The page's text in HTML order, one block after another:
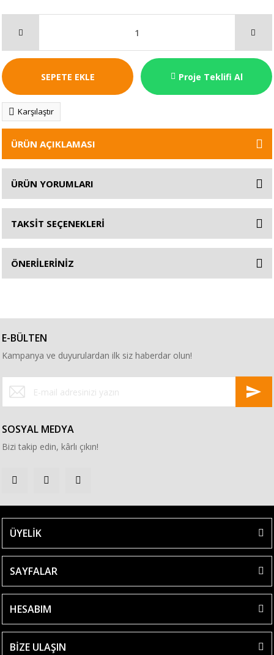
SEPETE EKLE Proje Teklifi Al
Karşılaştır
ÜRÜN AÇIKLAMASI
ÜRÜN YORUMLARI
TAKSİT SEÇENEKLERİ
ÖNERİLERİNİZ
E-BÜLTEN
Kampanya ve duyurulardan ilk siz haberdar olun!
SOSYAL MEDYA
Bizi takip edin, kârlı çıkın!
ÜYELİK
SAYFALAR
HESABIM
BİZE ULAŞIN